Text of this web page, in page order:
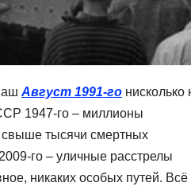
Август 1991-го нисколько
1947-го – миллионы
свыше тысячи смертных
го – уличные расстрелы
никаких особых путей. Всё